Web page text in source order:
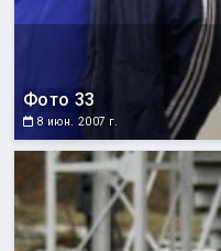
Фото 33
8 июн. 2007 г.